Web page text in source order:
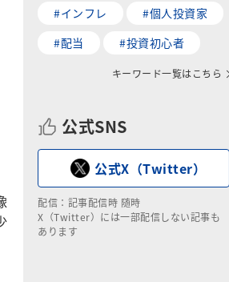
#インフレ
#個人投資家
#配当
#投資初心者
キーワード一覧はこちら
公式SNS
公式X（Twitter）
配信：記事配信時 随時
X（Twitter）には一部配信しない記事も
あります